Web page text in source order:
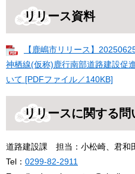
リリース資料
【鹿嶋市リリース】
神栖線(仮称)鹿行南部道路建設促
いて [PDFファイル／140KB]
リリースに関する問
道路建設課 担当：小松崎、君和
Tel： 0299-82-2911